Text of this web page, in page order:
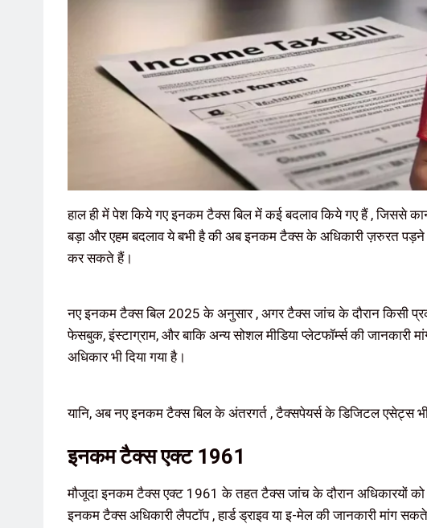
हाल ही में पेश किये गए इनकम टैक्स बिल में कई बदलाव किये गए हैं ,
बड़ा और एहम बदलाव ये बभी है की अब इनकम टैक्स के अधिकारी ज़रुरत
कर सकते हैं।
नए इनकम टैक्स बिल 2025 के अनुसार , अगर टैक्स जांच के दौरान किसी
फेसबुक, इंस्टाग्राम, और बाकि अन्य सोशल मीडिया प्लेटफॉर्म्स की
अधिकार भी दिया गया है।
यानि, अब नए इनकम टैक्स बिल के अंतरगर्त , टैक्सपेयर्स के डिजिटल एसेट्स
इनकम टैक्स एक्ट 1961
मौजूदा इनकम टैक्स एक्ट 1961 के तहत टैक्स जांच के दौरान अधिकारयों
इनकम टैक्स अधिकारी लैपटॉप , हार्ड ड्राइव या इ-मेल की जानकारी मांग